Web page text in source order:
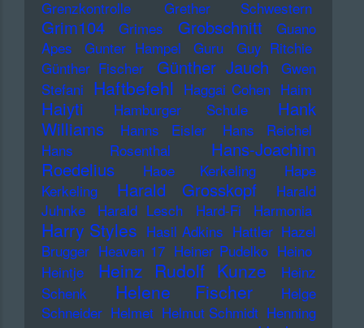
Grenzkontrolle Grether Schwestern
Grim104 Grimes Grobschnitt
Guano
Apes
Gunter Hampel Guru
Guy Ritchie
Günther Fischer
Günther Jauch
Gwen
Stefani Haftbefehl Haggai Cohen Haim
Haiyti Hamburger Schule
Hank
Williams
Hanns Eisler
Hans Reichel
Hans Rosenthal
Hans-Joachim
Roedelius
Haoe Kerkeling
Hape
Kerkeling
Harald Grosskopf
Harald
Juhnke
Harald Lesch Hard-Fi Harmonia
Harry Styles Hasil Adkins Hattler Hazel
Brugger Heaven 17 Heiner Pudelko Heino
Heintje
Heinz Rudolf Kunze
Heinz
Schenk
Helene Fischer
Helge
Schneider Helmet Helmut Schmidt Henning